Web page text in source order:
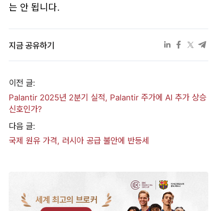
는 안 됩니다.
지금 공유하기
이전 글:
Palantir 2025년 2분기 실적, Palantir 주가에 AI 추가 상승
신호인가?
다음 글:
국제 원유 가격, 러시아 공급 불안에 반등세
세계 최고의 브로커